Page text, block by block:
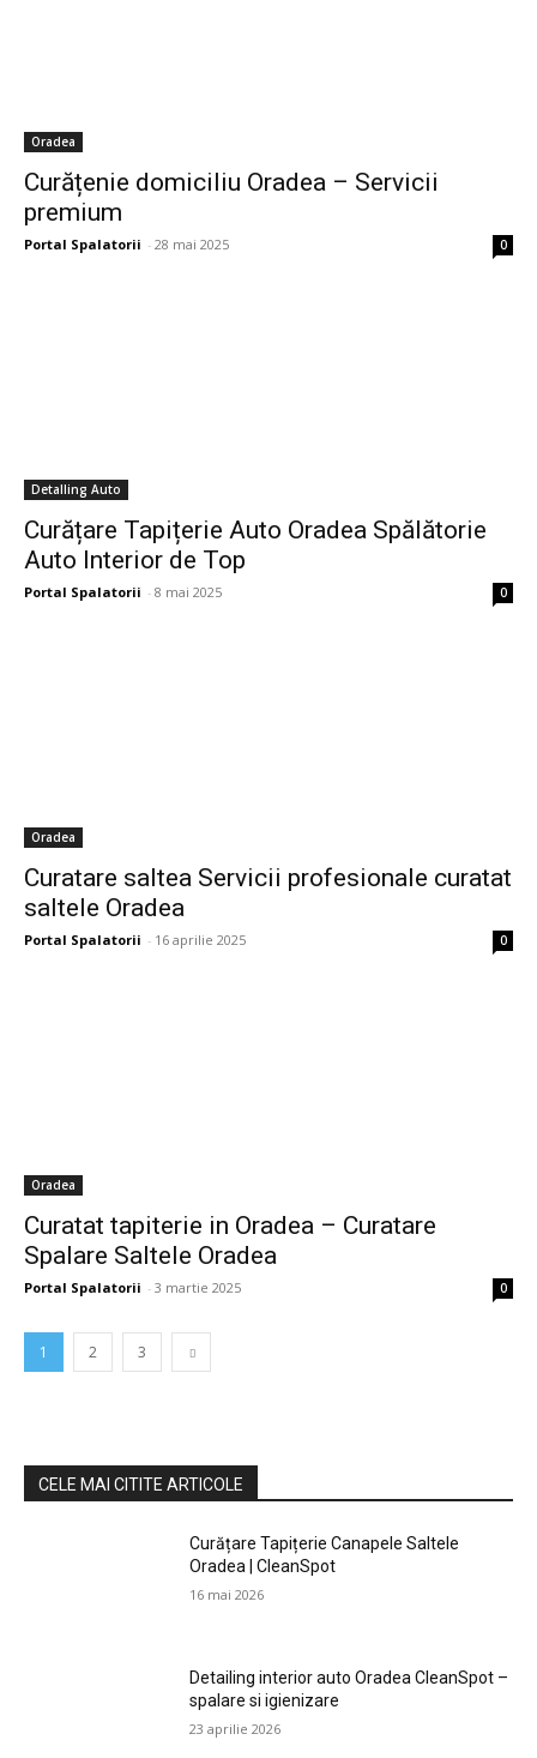
Oradea
Curățenie domiciliu Oradea – Servicii
premium
Portal Spalatorii - 28 mai 2025 0
Detalling Auto
Curățare Tapițerie Auto Oradea Spălătorie
Auto Interior de Top
Portal Spalatorii - 8 mai 2025 0
Oradea
Curatare saltea Servicii profesionale curatat
saltele Oradea
Portal Spalatorii - 16 aprilie 2025 0
Oradea
Curatat tapiterie in Oradea – Curatare
Spalare Saltele Oradea
Portal Spalatorii - 3 martie 2025 0
1 2 3
CELE MAI CITITE ARTICOLE
Curățare Tapițerie Canapele Saltele
Oradea | CleanSpot
16 mai 2026
Detailing interior auto Oradea CleanSpot –
spalare si igienizare
23 aprilie 2026